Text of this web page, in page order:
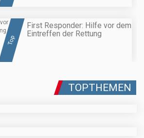
Top
First Responder: Hilfe vor dem
Eintreffen der Rettung
TOPTHEMEN